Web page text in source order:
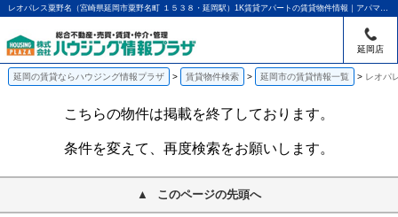
レオパレス粟野名（宮崎県延岡市粟野名町 １５３８・延岡駅）1K賃貸アパートの賃貸物件情報｜アパマンショップ延岡店｜ハウジング情報プラザ
延岡店
延岡の賃貸ならハウジング情報プラザ 賃貸物件検索 延岡市の賃貸情報一覧 レオパ
こちらの物件は掲載を終了しております。
条件を変えて、再度検索をお願いします。
このページの先頭へ